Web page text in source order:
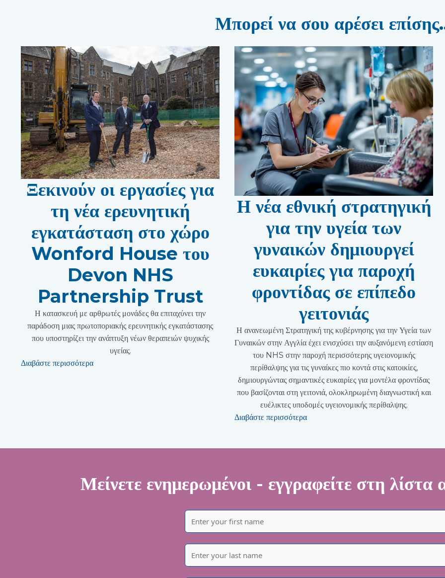
Μπορεί να σου αρέσει
Ξεκινούν οι εργασίες για
τη νέα ερευνητική
εγκατάσταση στο χώρο
Wonford House του
Devon NHS
Partnership Trust
Η κατασκευή με αρθρωτές μονάδες θα επιταχύνει την
παράδοση μιας πρωτοποριακής ερευνητικής εγκατάστασης
που υποστηρίζει την ανάπτυξη νέων θεραπειών ψυχικής
υγείας.
Διαβάστε περισσότερα
Η νέα εθνική στρατηγική
για την υγεία των
γυναικών δημιουργεί
ευκαιρίες για παροχή
φροντίδας σε επίπεδο
γειτονιάς
Η ανανεωμένη Στρατηγική της κυβέρνησης για την Υγεία των
Γυναικών στην Αγγλία έχει ενισχύσει την αυξανόμενη εστίαση
του NHS στην παροχή περισσότερης υγειονομικής
περίθαλψης για τις γυναίκες πιο κοντά στις κατοικίες,
δημιουργώντας σημαντικές ευκαιρίες για μοντέλα φροντίδας
που βασίζονται στη γειτονιά, ολοκληρωμένη διαγνωστική και
ευέλικτες υποδομές υγειονομικής περίθαλψης.
Διαβάστε περισσότερα
Μείνετε ενημερωμένοι - εγγραφείτε στη λίστα